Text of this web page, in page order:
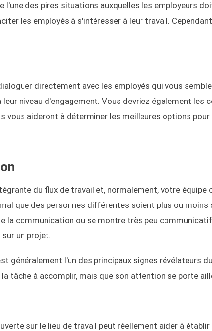
l'une des pires situations auxquelles les employeurs
les employés à s'intéresser à leur travail.
directement avec les employés qui vous
niveau d'engagement. Vous devriez également les
vous aideront à déterminer les meilleures options
du flux de travail et, normalement, votre équipe
que des personnes différentes soient plus ou moins
la communication ou se montre très peu
un projet.
généralement l'un des principaux signes révélateurs
tâche à accomplir, mais que son attention se porte
sur le lieu de travail peut réellement aider à